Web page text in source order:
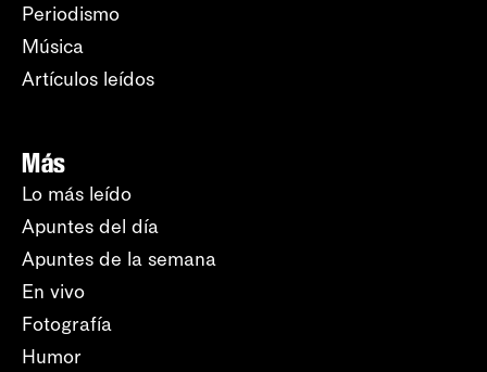
Periodismo
Música
Artículos leídos
Más
Lo más leído
Apuntes del día
Apuntes de la semana
En vivo
Fotografía
Humor